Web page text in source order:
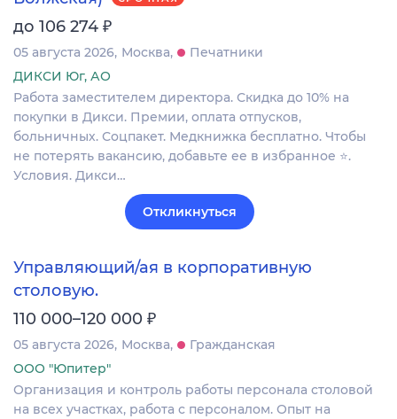
до 106 274 ₽
05 августа 2026 Москва
Печатники
ДИКСИ Юг, АО
Работа заместителем директора. Скидка до 10% на
покупки в Дикси. Премии, оплата отпусков,
больничных. Соцпакет. Медкнижка бесплатно. Чтобы
не потерять вакансию, добавьте ее в избранное ⭐.
Условия. Дикси…
Откликнуться
Управляющий/ая в корпоративную
столовую.
110 000–120 000 ₽
05 августа 2026 Москва
Гражданская
ООО "Юпитер"
Организация и контроль работы персонала столовой
на всех участках, работа с персоналом. Опыт на